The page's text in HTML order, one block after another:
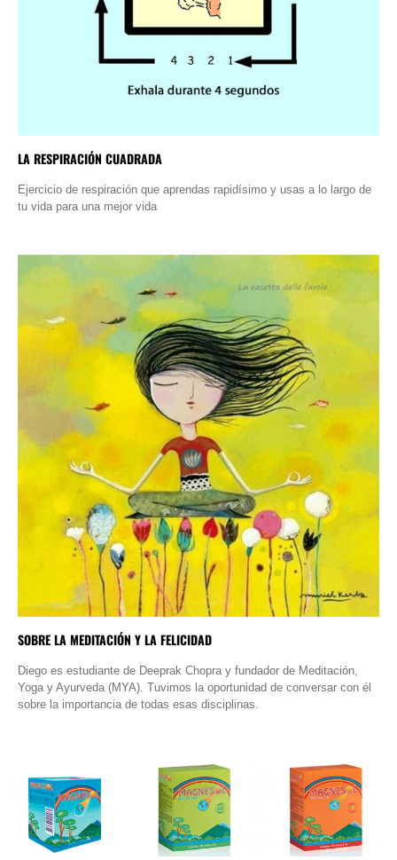
LA RESPIRACIÓN CUADRADA
Ejercicio de respiración que aprendas rapidísimo y usas a lo largo de
tu vida para una mejor vida
SOBRE LA MEDITACIÓN Y LA FELICIDAD
Diego es estudiante de Deeprak Chopra y fundador de Meditación,
Yoga y Ayurveda (MYA). Tuvimos la oportunidad de conversar con él
sobre la importancia de todas esas disciplinas.